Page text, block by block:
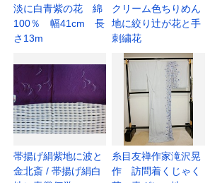
淡に白青紫の花 綿
100％ 幅41cm 長
さ13m
クリーム色ちりめん
地に絞り辻が花と手
刺繍花
帯揚げ絹紫地に波と
金北斎 / 帯揚げ絹白
糸目友禅作家滝沢晃
作 訪問着くじゃく